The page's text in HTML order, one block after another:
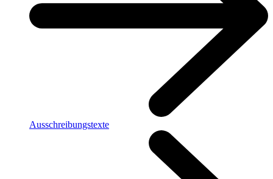
Ausschreibungstexte